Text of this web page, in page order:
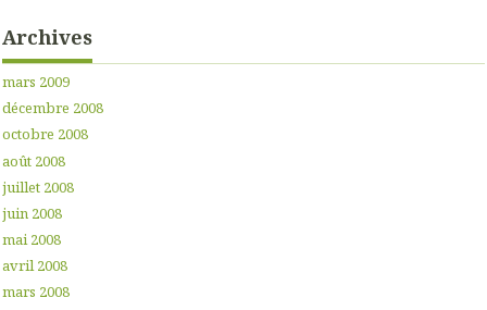
Archives
mars 2009
décembre 2008
octobre 2008
août 2008
juillet 2008
juin 2008
mai 2008
avril 2008
mars 2008